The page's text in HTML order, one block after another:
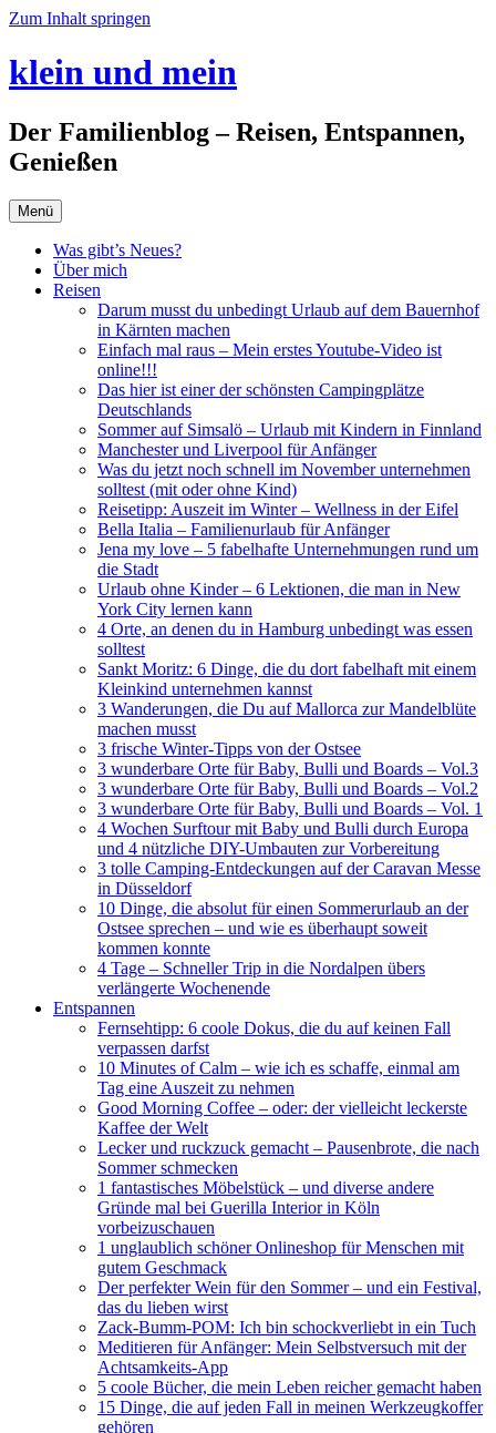
Zum Inhalt springen
klein und mein
Der Familienblog – Reisen, Entspannen,
Genießen
Menü
Was gibt’s Neues?
Über mich
Reisen
Darum musst du unbedingt Urlaub auf dem Bauernhof
in Kärnten machen
Einfach mal raus – Mein erstes Youtube-Video ist
online!!!
Das hier ist einer der schönsten Campingplätze
Deutschlands
Sommer auf Simsalö – Urlaub mit Kindern in Finnland
Manchester und Liverpool für Anfänger
Was du jetzt noch schnell im November unternehmen
solltest (mit oder ohne Kind)
Reisetipp: Auszeit im Winter – Wellness in der Eifel
Bella Italia – Familienurlaub für Anfänger
Jena my love – 5 fabelhafte Unternehmungen rund um
die Stadt
Urlaub ohne Kinder – 6 Lektionen, die man in New
York City lernen kann
4 Orte, an denen du in Hamburg unbedingt was essen
solltest
Sankt Moritz: 6 Dinge, die du dort fabelhaft mit einem
Kleinkind unternehmen kannst
3 Wanderungen, die Du auf Mallorca zur Mandelblüte
machen musst
3 frische Winter-Tipps von der Ostsee
3 wunderbare Orte für Baby, Bulli und Boards – Vol.3
3 wunderbare Orte für Baby, Bulli und Boards – Vol.2
3 wunderbare Orte für Baby, Bulli und Boards – Vol. 1
4 Wochen Surftour mit Baby und Bulli durch Europa
und 4 nützliche DIY-Umbauten zur Vorbereitung
3 tolle Camping-Entdeckungen auf der Caravan Messe
in Düsseldorf
10 Dinge, die absolut für einen Sommerurlaub an der
Ostsee sprechen – und wie es überhaupt soweit
kommen konnte
4 Tage – Schneller Trip in die Nordalpen übers
verlängerte Wochenende
Entspannen
Fernsehtipp: 6 coole Dokus, die du auf keinen Fall
verpassen darfst
10 Minutes of Calm – wie ich es schaffe, einmal am
Tag eine Auszeit zu nehmen
Good Morning Coffee – oder: der vielleicht leckerste
Kaffee der Welt
Lecker und ruckzuck gemacht – Pausenbrote, die nach
Sommer schmecken
1 fantastisches Möbelstück – und diverse andere
Gründe mal bei Guerilla Interior in Köln
vorbeizuschauen
1 unglaublich schöner Onlineshop für Menschen mit
gutem Geschmack
Der perfekter Wein für den Sommer – und ein Festival,
das du lieben wirst
Zack-Bumm-POM: Ich bin schockverliebt in ein Tuch
Meditieren für Anfänger: Mein Selbstversuch mit der
Achtsamkeits-App
5 coole Bücher, die mein Leben reicher gemacht haben
15 Dinge, die auf jeden Fall in meinen Werkzeugkoffer
gehören